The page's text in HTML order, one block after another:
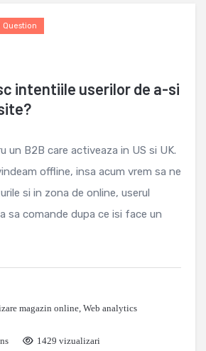
intentiile userilor de a-si
Question
un B2B care activeaza in US si UK.
offline, insa acum vrem sa ne
si in zona de online, userul
sa comande dupa ce isi face un
magazin online, Web analytics
1429 vizualizari